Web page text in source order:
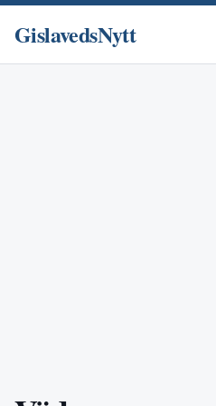
GislavedsNytt